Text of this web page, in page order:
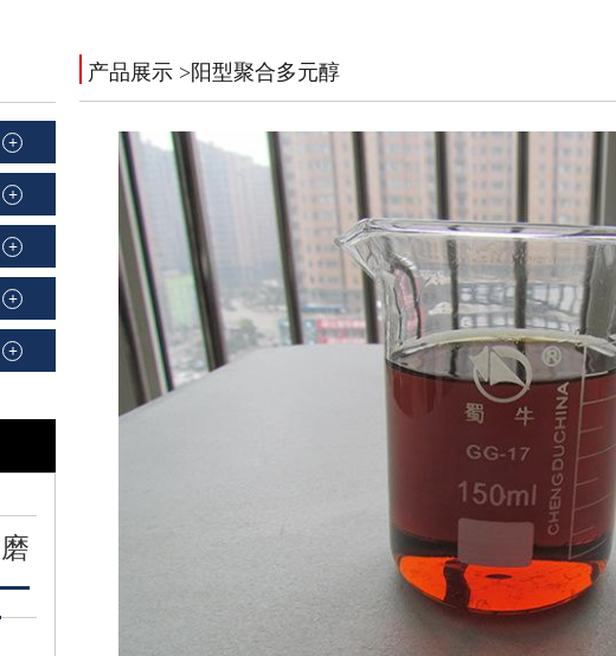
+
+
+
+
+
产品展示 >阳型聚合多元醇